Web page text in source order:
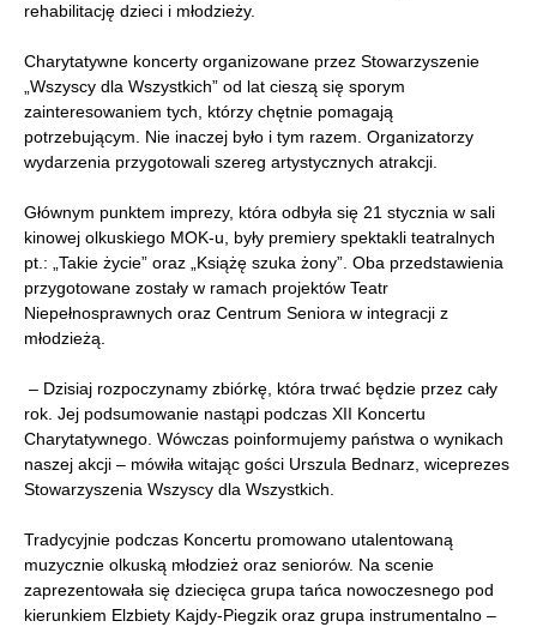
rehabilitację dzieci i młodzieży.
Charytatywne koncerty organizowane przez Stowarzyszenie
„Wszyscy dla Wszystkich” od lat cieszą się sporym
zainteresowaniem tych, którzy chętnie pomagają
potrzebującym. Nie inaczej było i tym razem. Organizatorzy
wydarzenia przygotowali szereg artystycznych atrakcji.
Głównym punktem imprezy, która odbyła się 21 stycznia w sali
kinowej olkuskiego MOK-u, były premiery spektakli teatralnych
pt.: „Takie życie” oraz „Książę szuka żony”. Oba przedstawienia
przygotowane zostały w ramach projektów Teatr
Niepełnosprawnych oraz Centrum Seniora w integracji z
młodzieżą.
– Dzisiaj rozpoczynamy zbiórkę, która trwać będzie przez cały
rok. Jej podsumowanie nastąpi podczas XII Koncertu
Charytatywnego. Wówczas poinformujemy państwa o wynikach
naszej akcji – mówiła witając gości Urszula Bednarz, wiceprezes
Stowarzyszenia Wszyscy dla Wszystkich.
Tradycyjnie podczas Koncertu promowano utalentowaną
muzycznie olkuską młodzież oraz seniorów. Na scenie
zaprezentowała się dziecięca grupa tańca nowoczesnego pod
kierunkiem Elzbiety Kajdy-Piegzik oraz grupa instrumentalno –